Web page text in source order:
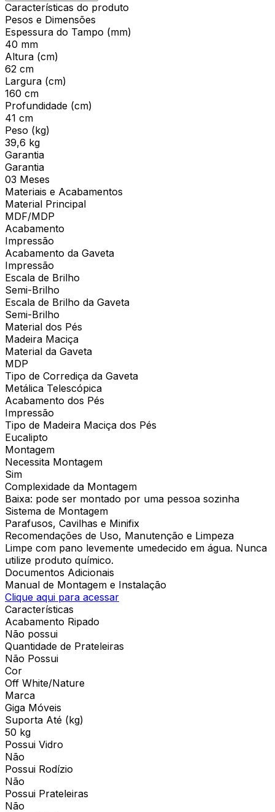
Características do produto
Pesos e Dimensões
Espessura do Tampo (mm)
40 mm
Altura (cm)
62 cm
Largura (cm)
160 cm
Profundidade (cm)
41 cm
Peso (kg)
39,6 kg
Garantia
Garantia
03 Meses
Materiais e Acabamentos
Material Principal
MDF/MDP
Acabamento
Impressão
Acabamento da Gaveta
Impressão
Escala de Brilho
Semi-Brilho
Escala de Brilho da Gaveta
Semi-Brilho
Material dos Pés
Madeira Maciça
Material da Gaveta
MDP
Tipo de Corrediça da Gaveta
Metálica Telescópica
Acabamento dos Pés
Impressão
Tipo de Madeira Maciça dos Pés
Eucalipto
Montagem
Necessita Montagem
Sim
Complexidade da Montagem
Baixa: pode ser montado por uma pessoa sozinha
Sistema de Montagem
Parafusos, Cavilhas e Minifix
Recomendações de Uso, Manutenção e Limpeza
Limpe com pano levemente umedecido em água. Nunca
utilize produto químico.
Documentos Adicionais
Manual de Montagem e Instalação
Clique aqui para acessar
Características
Acabamento Ripado
Não possui
Quantidade de Prateleiras
Não Possui
Cor
Off White/Nature
Marca
Giga Móveis
Suporta Até (kg)
50 kg
Possui Vidro
Não
Possui Rodízio
Não
Possui Prateleiras
Não